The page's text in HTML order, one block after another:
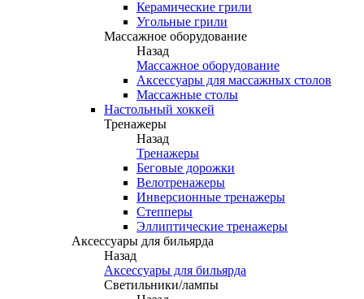
Керамические грили
Угольные грили
Массажное оборудование
Назад
Массажное оборудование
Аксессуары для массажных столов
Массажные столы
Настольный хоккей
Тренажеры
Назад
Тренажеры
Беговые дорожки
Велотренажеры
Инверсионные тренажеры
Степперы
Эллиптические тренажеры
Аксессуары для бильярда
Назад
Аксессуары для бильярда
Светильники/лампы